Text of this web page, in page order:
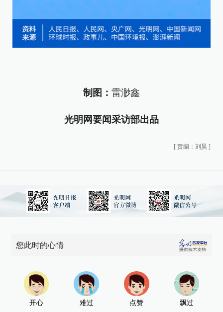
制图： 雷渺鑫
光明网要闻采访部出品
[ 责编：刘昊 ]
您此时的心情
开心 难过 点赞 飘过